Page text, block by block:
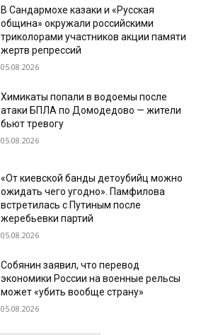
В Сандармохе казаки и «Русская
община» окружали российскими
триколорами участников акции памяти
жертв репрессий
05.08.2026
Химикаты попали в водоемы после
атаки БПЛА по Домодедово — жители
бьют тревогу
05.08.2026
«От киевской банды детоубийц можно
ожидать чего угодно». Памфилова
встретилась с Путиным после
жеребьевки партий
05.08.2026
Собянин заявил, что перевод
экономики России на военные рельсы
может «убить вообще страну»
05.08.2026